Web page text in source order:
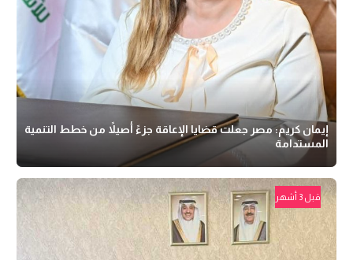
إيمان كريم: مصر جعلت قضايا الإعاقة جزءً أصيلاً من خطط التنمية
المستدامة
قبل 3 أشهر